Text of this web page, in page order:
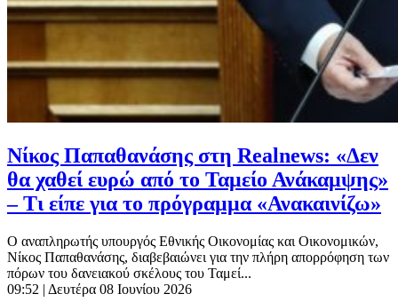
Νίκος Παπαθανάσης στη Realnews: «Δεν
θα χαθεί ευρώ από το Ταμείο Ανάκαμψης»
– Τι είπε για το πρόγραμμα «Ανακαινίζω»
Ο αναπληρωτής υπουργός Εθνικής Οικονομίας και Οικονομικών,
Νίκος Παπαθανάσης, διαβεβαιώνει για την πλήρη απορρόφηση των
πόρων του δανειακού σκέλους του Ταμεί...
09:52 | Δευτέρα 08 Ιουνίου 2026